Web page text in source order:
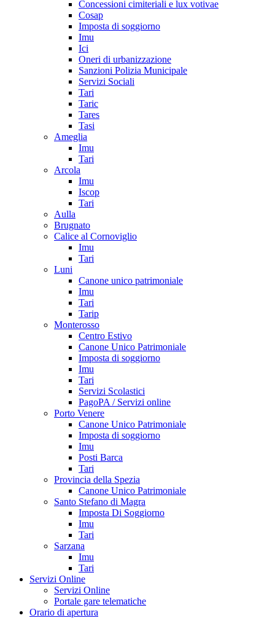
Concessioni cimiteriali e lux votivae
Cosap
Imposta di soggiorno
Imu
Ici
Oneri di urbanizzazione
Sanzioni Polizia Municipale
Servizi Sociali
Tari
Taric
Tares
Tasi
Ameglia
Imu
Tari
Arcola
Imu
Iscop
Tari
Aulla
Brugnato
Calice al Cornoviglio
Imu
Tari
Luni
Canone unico patrimoniale
Imu
Tari
Tarip
Monterosso
Centro Estivo
Canone Unico Patrimoniale
Imposta di soggiorno
Imu
Tari
Servizi Scolastici
PagoPA / Servizi online
Porto Venere
Canone Unico Patrimoniale
Imposta di soggiorno
Imu
Posti Barca
Tari
Provincia della Spezia
Canone Unico Patrimoniale
Santo Stefano di Magra
Imposta Di Soggiorno
Imu
Tari
Sarzana
Imu
Tari
Servizi Online
Servizi Online
Portale gare telematiche
Orario di apertura